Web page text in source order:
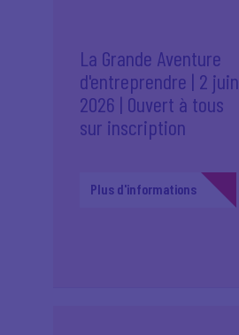
La Grande Aventure
d'entreprendre | 2 juin
2026 | Ouvert à tous
sur inscription
Plus d'informations